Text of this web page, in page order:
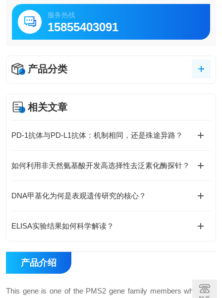
服务热线
15855403091
产品分类
相关文章
PD-1抗体与PD-L1抗体：机制相同，还是殊途异路？
如何利用非天然氨基酸开发高选择性去泛素化酶探针？
DNA甲基化为何是表观遗传研究的核心？
ELISA实验结果如何科学解读？
产品介绍
This gene is one of the PMS2 gene family members which are